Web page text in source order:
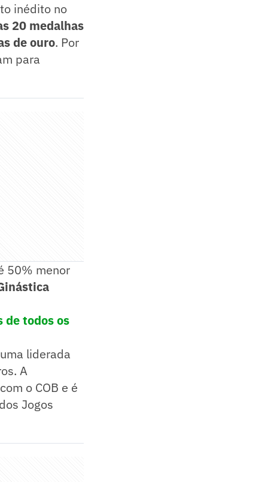
inédito no
20 medalhas
de ouro. Por
para
50% menor
de todos os
liderada
A
o COB e é
Jogos